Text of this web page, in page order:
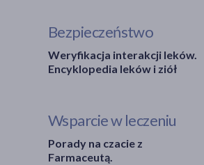
Bezpieczeństwo
Weryfikacja interakcji leków.
Encyklopedia leków i ziół
Wsparcie w leczeniu
Porady na czacie z
Farmaceutą.